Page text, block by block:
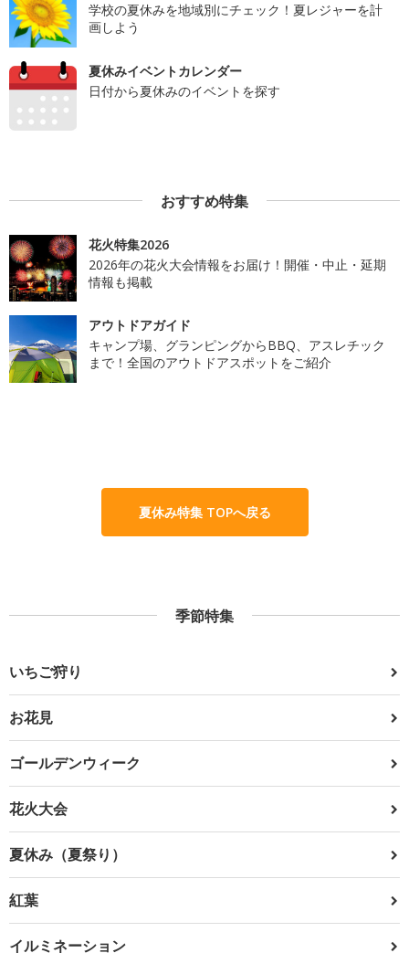
学校の夏休みを地域別にチェック！夏レジャーを計
画しよう
夏休みイベントカレンダー
日付から夏休みのイベントを探す
おすすめ特集
花火特集2026
2026年の花火大会情報をお届け！開催・中止・延期
情報も掲載
アウトドアガイド
キャンプ場、グランピングからBBQ、アスレチック
まで！全国のアウトドアスポットをご紹介
夏休み特集 TOPへ戻る
季節特集
いちご狩り
お花見
ゴールデンウィーク
花火大会
夏休み（夏祭り）
紅葉
イルミネーション